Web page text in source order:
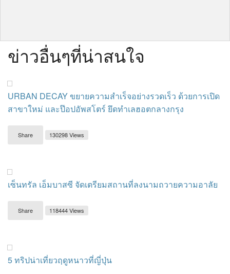
ข่าวอื่นๆที่น่าสนใจ
URBAN DECAY ขยายความสำเร็จอย่างรวดเร็ว ด้วยการเปิด
สาขาใหม่ และป๊อปอัพสโตร์ ยึดทำเลฮอตกลางกรุง
Share 130298 Views
เซ็นทรัล เอ็มบาสซี จัดเตรียมสถานที่ลงนามถวายความอาลัย
Share 118444 Views
5 ทริปน่าเที่ยวฤดูหนาวที่ญี่ปุ่น